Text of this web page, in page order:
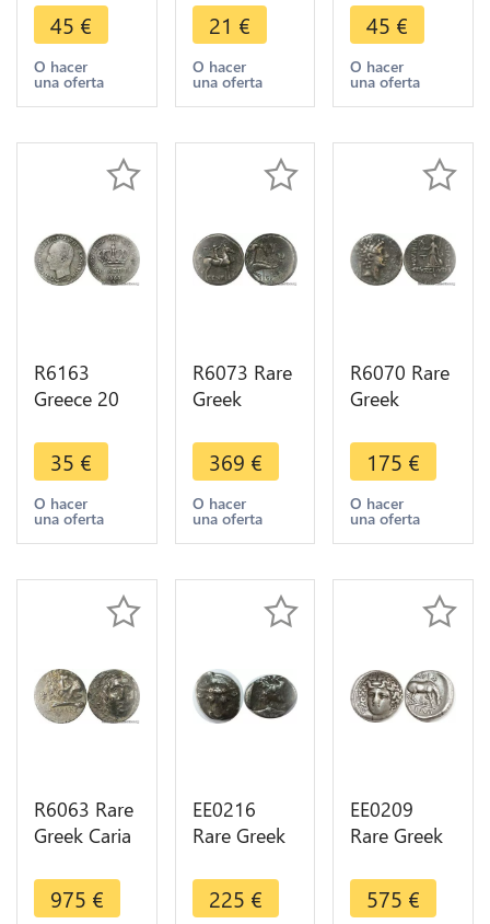
George I
1873 A
Paris Silver -
> Make
45 €
O hacer
una oferta
George I
1883 A
Paris Silver -
> Make
21 €
O hacer
una oferta
George I
1874 A
Paris Silver -
> Make
45 €
O hacer
una oferta
R6163
Greece 20
George I
1883 A
Paris Silver -
> Make
35 €
O hacer
una oferta
R6073 Rare
Greek
Tarentum
Statere
Didrachm
Zeneas 272
Silver
369 €
O hacer
una oferta
R6070 Rare
Greek
Drachm
Ariarathes V
Eusebes
163 130 BC
175 €
O hacer
una oferta
R6063 Rare
Greek Caria
Didrachm
Helios Lion
975 €
EE0216
Rare Greek
Larissa
Obole Bull
225 €
EE0209
Rare Greek
Larissa
Drachme
575 €